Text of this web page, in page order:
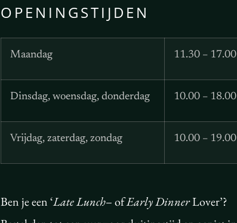
OPENINGSTIJDEN
Maandag 11.30 – 17.00
Dinsdag, woensdag, donderdag 10.00 – 18.00
Vrijdag, zaterdag, zondag 10.00 – 19.00
Ben je een ‘Late Lunch– ofEarly DinnerLover’?